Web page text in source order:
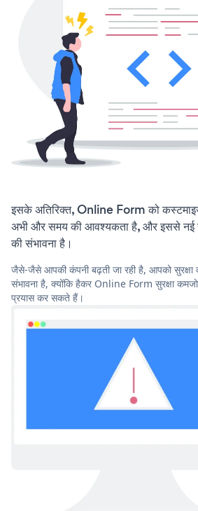
इसके अतिरिक्त, Online Form को
अभी और समय की आवश्यकता है, और इससे नई
की संभावना है।
जैसे-जैसे आपकी कंपनी बढ़ती जा रही है, आपको सुरक्षा
संभावना है, क्योंकि हैकर Online Form सुरक्षा
प्रयास कर सकते हैं।